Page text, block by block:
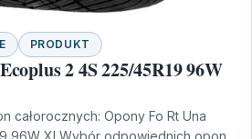
PRODUKT
2 4S 225/45R19 96W
całorocznych: Opony Fo Rt Una
96W Xl Wybór odpowiednich opon